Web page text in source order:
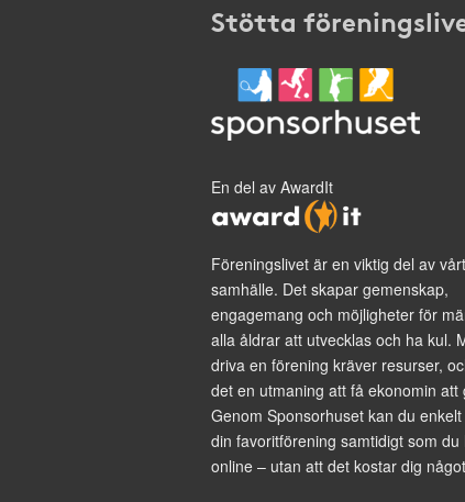
Stötta
En del av AwardIt
Föreningslivet är en viktig del av vårt
samhälle. Det skapar gemenskap,
engagemang och möjligheter för
alla åldrar att utvecklas och ha kul.
driva en förening kräver resurser,
det en utmaning att få ekonomin att
Genom Sponsorhuset kan du
din favoritförening samtidigt som du
online – utan att det kostar dig